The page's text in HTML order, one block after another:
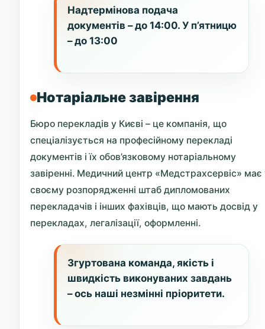
Надтермінова подача
документів – до 14:00. У п’ятницю
– до 13:00
Нотаріальне завірення
Бюро перекладів у Києві – це компанія, що
спеціалізується на професійному перекладі
документів і їх обов’язковому нотаріальному
завіренні. Медичний центр «Медстрахсервіс» має
своєму розпорядженні штаб дипломованих
перекладачів і інших фахівців, що мають досвід у
перекладах, легалізації, оформленні.
Згуртована команда, якість і
швидкість виконуваних завдань
– ось наші незмінні пріоритети.